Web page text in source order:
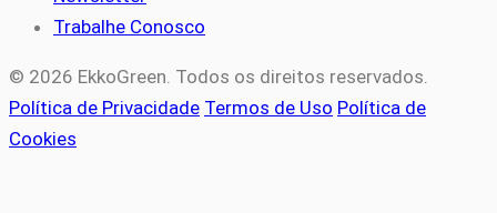
Trabalhe Conosco
© 2026 EkkoGreen. Todos os direitos reservados.
Política de Privacidade Termos de Uso Política de
Cookies